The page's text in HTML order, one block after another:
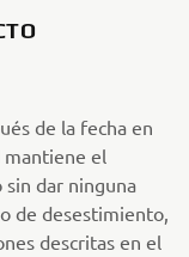
de la fecha en
mantiene el
dar ninguna
de desestimiento,
descritas en el